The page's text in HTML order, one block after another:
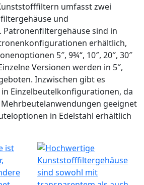
umfasst zwei
und
Patronenfiltergehäuse sind in
erhältlich,
5″, 9¾“, 10″, 20″, 30″
Versionen werden in 5″,
Inzwischen gibt es
Einzelbeutelkonfigurationen, da
geeignet
in Edelstahl erhältlich